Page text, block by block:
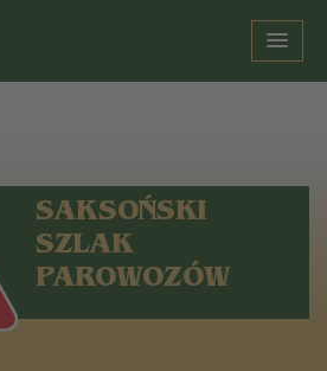
SAKSOŃSKI
SZLAK
PAROWOZÓW